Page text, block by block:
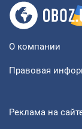
О компании
Правовая
Реклама на